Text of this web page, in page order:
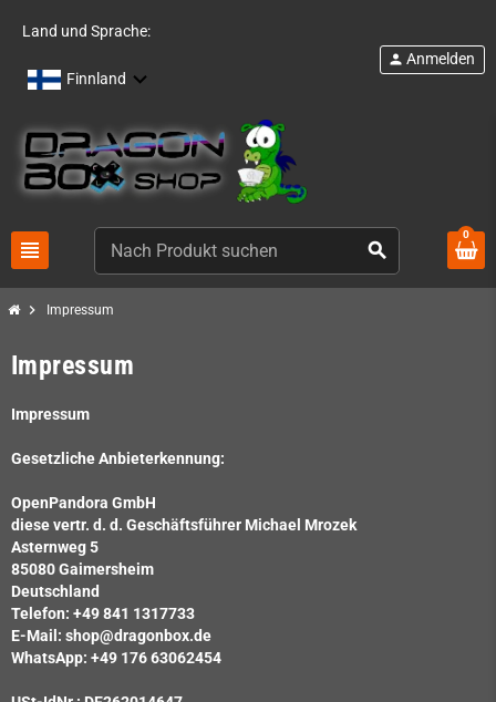
Land und Sprache:
Finnland
view_headline search
person Anmelden
0
chevron_right Impressum
Impressum
Impressum
Gesetzliche Anbieterkennung:
OpenPandora GmbH
diese vertr. d. d. Geschäftsführer Michael Mrozek
Asternweg 5
85080 Gaimersheim
Deutschland
Telefon: +49 841 1317733
E-Mail: shop@dragonbox.de
WhatsApp: +49 176 63062454